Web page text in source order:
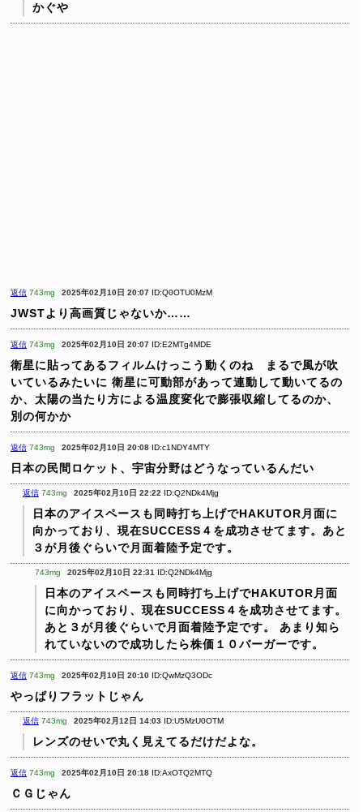
かぐや
返信 743mg 2025年02月10日 20:07 ID:Q0OTU0MzM
JWSTより高画質じゃないか……
返信 743mg 2025年02月10日 20:07 ID:E2MTg4MDE
衛星に貼ってあるフィルムけっこう動くのね まるで風が吹
いているみたいに 衛星に可動部があって連動して動いてるの
か、太陽の当たり方による温度変化で膨張収縮してるのか、
別の何かか
返信 743mg 2025年02月10日 20:08 ID:c1NDY4MTY
日本の民間ロケット、宇宙分野はどうなっているんだい
返信 743mg 2025年02月10日 22:22 ID:Q2NDk4Mjg
日本のアイスペースも同時打ち上げでHAKUTOR月面に
向かっており、現在SUCCESS４を成功させてます。あと
３が月後ぐらいで月面着陸予定です。
743mg 2025年02月10日 22:31 ID:Q2NDk4Mjg
日本のアイスペースも同時打ち上げでHAKUTOR月面
に向かっており、現在SUCCESS４を成功させてます。
あと３が月後ぐらいで月面着陸予定です。
あまり知ら
れていないので成功したら株価１０バーガーです。
返信 743mg 2025年02月10日 20:10 ID:QwMzQ3ODc
やっぱりフラットじゃん
返信 743mg 2025年02月12日 14:03 ID:U5MzU0OTM
レンズのせいで丸く見えてるだけだよな。
返信 743mg 2025年02月10日 20:18 ID:AxOTQ2MTQ
ＣＧじゃん